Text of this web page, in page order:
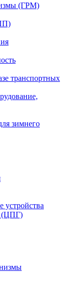
(ГРМ)
транспортных
зимнего
устройства
(ЦПГ)